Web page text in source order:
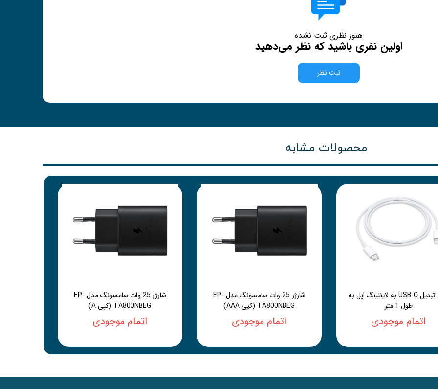
هنوز نظری ثبت نشده
اولین نفری باشید که نظر می‌دهید
ثبت نظر
محصولات مشابه
کابل تبدیل USB-C به لایتنینگ اپل به
طول 1 متر
اتمام موجودی
شارژر 25 وات سامسونگ مدل EP-
TA800NBEG (کپی AAA)
اتمام موجودی
شارژر 25 وات سامسونگ مدل EP-
TA800NBEG (کپی A)
اتمام موجودی